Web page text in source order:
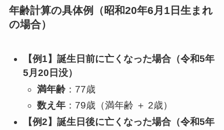
年齢計算の具体例（昭和20年6月1日生まれ
の場合）
【例1】誕生日前に亡くなった場合（令和5年
5月20日没）
満年齢：77歳
数え年 ：79歳（満年齢 ＋ 2歳）
【例2】誕生日後に亡くなった場合（令和5年